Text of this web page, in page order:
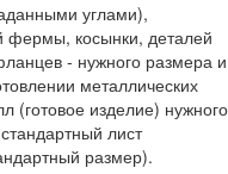
углами),
фермы, косынки, деталей
- нужного размера и
металлических
(готовое изделие) нужного
лист
размер).